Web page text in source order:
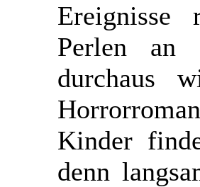
Ereignisse
Perlen an
durchaus
Kinder
denn